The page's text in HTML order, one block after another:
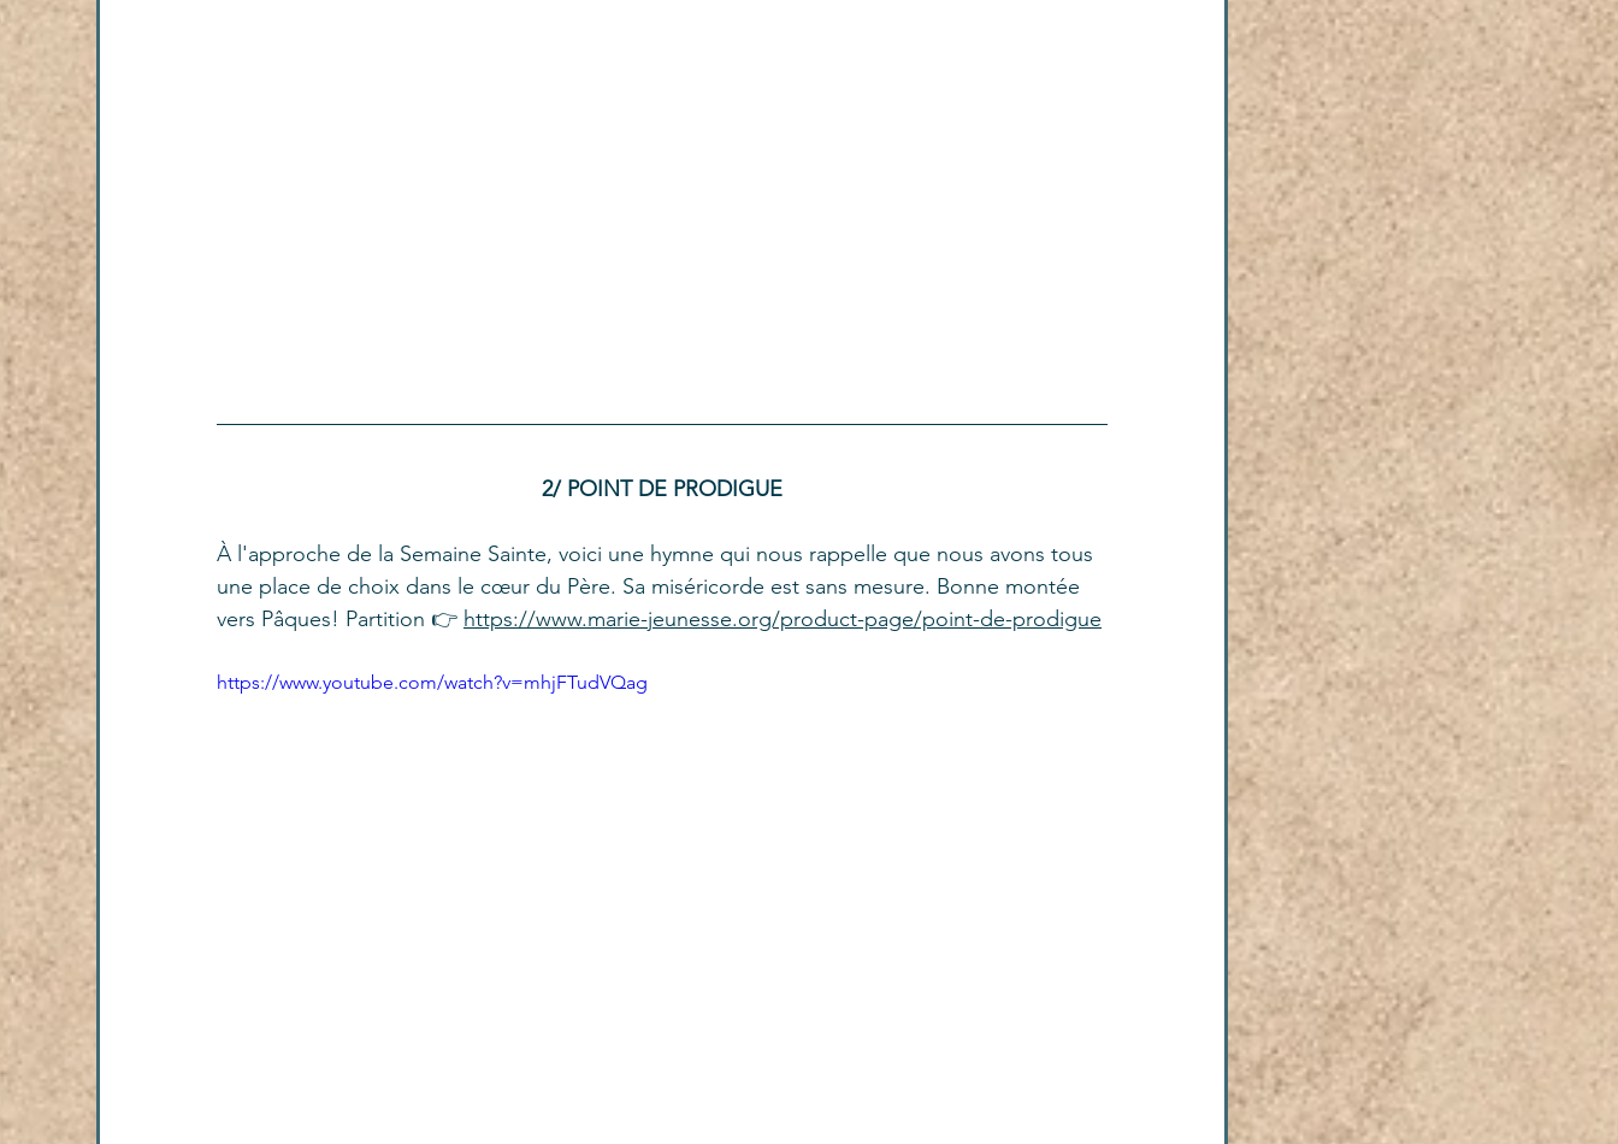
2/ POINT DE PRODIGUE
À l'approche de la Semaine Sainte, voici une hymne qui nous rappelle que nous avons tous
une place de choix dans le cœur du Père. Sa miséricorde est sans mesure. Bonne montée
vers Pâques! Partition 👉 https://www.marie-jeunesse.org/product-page/point-de-prodigue
https://www.youtube.com/watch?v=mhjFTudVQag